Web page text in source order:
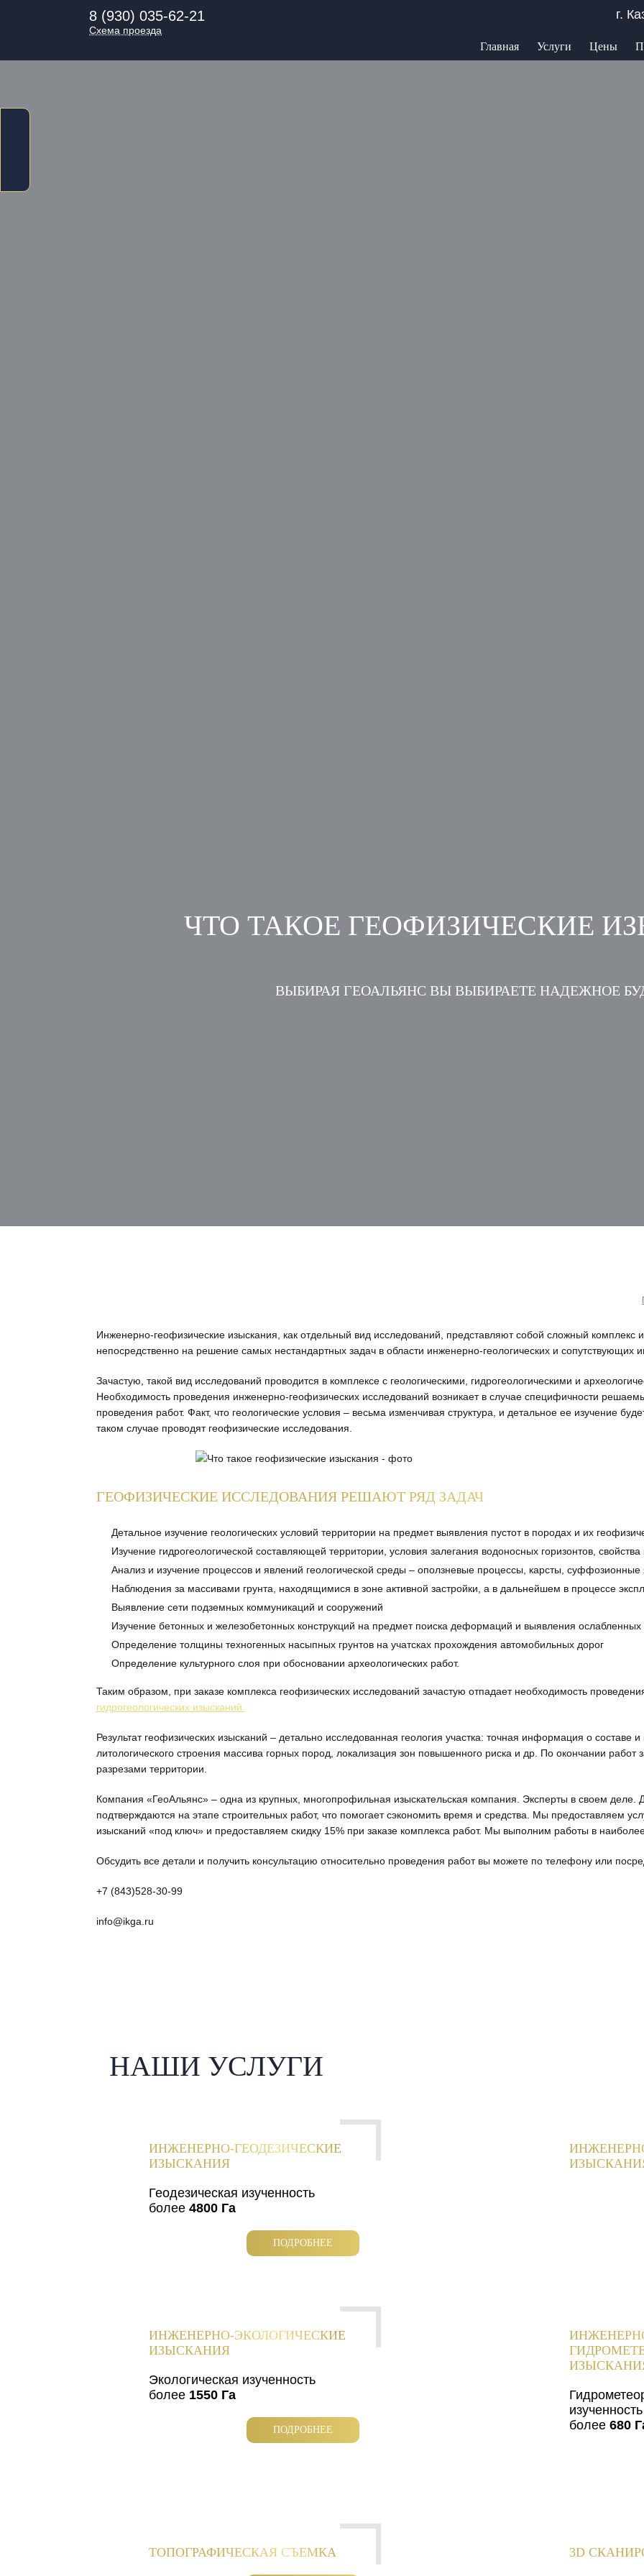
8 (930) 035-62-21
Схема проезда
г.
Главная Услуги Цены
ЧТО ТАКОЕ ГЕОФИЗИЧЕСКИЕ
ВЫБИРАЯ ГЕОАЛЬЯНС ВЫ ВЫБИРАЕТЕ НАДЕЖНОЕ
Инженерно-геофизические изыскания, как отдельный вид исследований, представляют собой сложный комплекс
непосредственно на решение самых нестандартных задач в области инженерно-геологических и сопутствующих
Зачастую, такой вид исследований проводится в комплексе с геологическими, гидрогеологическими и
Необходимость проведения инженерно-геофизических исследований возникает в случае специфичности
проведения работ. Факт, что геологические условия – весьма изменчивая структура, и детальное ее изучение
таком случае проводят геофизические исследования.
ГЕОФИЗИЧЕСКИЕ ИССЛЕДОВАНИЯ РЕШАЮТ РЯД ЗАДАЧ
Детальное изучение геологических условий территории на предмет выявления пустот в породах и их
Изучение гидрогеологической составляющей территории, условия залегания водоносных горизонтов,
Анализ и изучение процессов и явлений геологической среды – оползневые процессы, карсты, суффозионные
Наблюдения за массивами грунта, находящимися в зоне активной застройки, а в дальнейшем в процессе
Выявление сети подземных коммуникаций и сооружений
Изучение бетонных и железобетонных конструкций на предмет поиска деформаций и выявления ослабленных
Определение толщины техногенных насыпных грунтов на учатсках прохождения автомобильных дорог
Определение культурного слоя при обосновании археологических работ.
Таким образом, при заказе комплекса геофизических исследований зачастую отпадает необходимость
гидрогеологических изысканий.
Результат геофизических изысканий – детально исследованная геология участка: точная информация о
литологического строения массива горных пород, локализация зон повышенного риска и др. По окончании работ
разрезами территории.
Компания «ГеоАльянс» – одна из крупных, многопрофильная изыскательская компания. Эксперты в своем деле.
подтверждаются на этапе строительных работ, что помогает сэкономить время и средства. Мы предоставляем
изысканий «под ключ» и предоставляем скидку 15% при заказе комплекса работ. Мы выполним работы в
Обсудить все детали и получить консультацию относительно проведения работ вы можете по телефону или
+7 (843)528-30-99
info@ikga.ru
НАШИ УСЛУГИ
ИНЖЕНЕРНО-ГЕОДЕЗИЧЕСКИЕ
ИЗЫСКАНИЯ
Геодезическая изученность
более 4800 Га
ПОДРОБНЕЕ
ИНЖЕНЕРНО-ЭКОЛОГИЧЕСКИЕ
ИЗЫСКАНИЯ
Экологическая изученность
более 1550 Га
ПОДРОБНЕЕ
изученность
более 680
ТОПОГРАФИЧЕСКАЯ СЪЕМКА 3D